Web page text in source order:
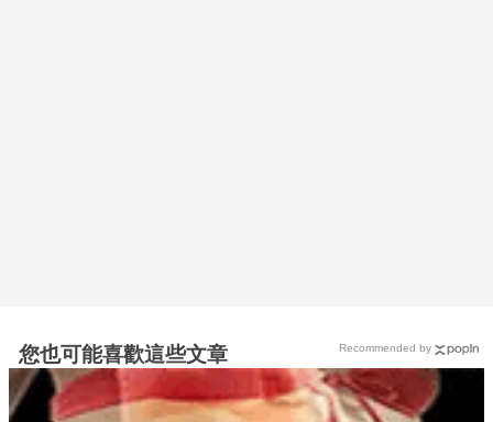
您也可能喜歡這些文章 Recommended by